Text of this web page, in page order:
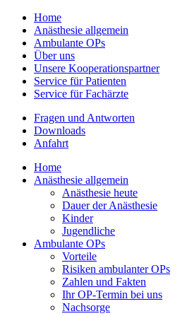
Home
Anästhesie allgemein
Ambulante OPs
Über uns
Unsere Kooperationspartner
Service für Patienten
Service für Fachärzte
Fragen und Antworten
Downloads
Anfahrt
Home
Anästhesie allgemein
Anästhesie heute
Dauer der Anästhesie
Kinder
Jugendliche
Ambulante OPs
Vorteile
Risiken ambulanter OPs
Zahlen und Fakten
Ihr OP-Termin bei uns
Nachsorge